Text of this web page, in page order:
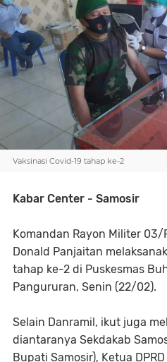
Vaksinasi Covid-19 tahap ke-2
Kabar Center - Samosir
Komandan Rayon Militer
Donald Panjaitan
tahap ke-2 di Puskesmas
Pangururan, Senin (22/02).
Selain Danramil, ikut juga
diantaranya Sekdakab
Bupati Samosir), Ketua